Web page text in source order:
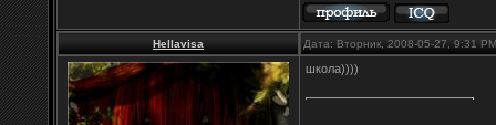
Hellavisa Дата: Вторник, 2008-05-27, 9:31
школа))))